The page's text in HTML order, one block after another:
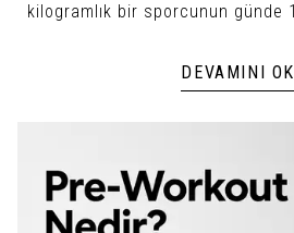
kilogramlık bir sporcunun günde
DEVAMINI